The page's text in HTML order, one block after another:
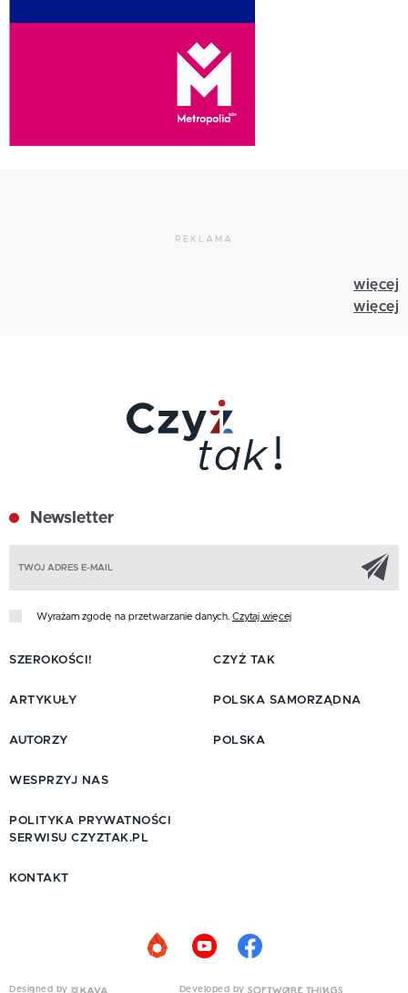
REKLAMA
więcej
więcej
Newsletter
Wyrażam zgodę na przetwarzanie danych. Czytaj więcej
SZEROKOŚCI!
ARTYKUŁY
AUTORZY
CZYŻ TAK
POLSKA SAMORZĄDNA
POLSKA
WESPRZYJ NAS
POLITYKA PRYWATNOŚCI
SERWISU CZYZTAK.PL
KONTAKT
Designed by Developed by